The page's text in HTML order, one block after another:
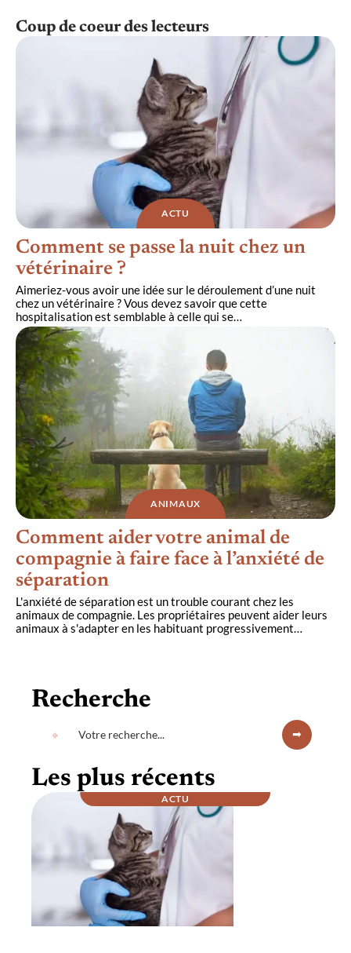
Coup de coeur des lecteurs
ACTU
Comment se passe la nuit chez un
vétérinaire ?
Aimeriez-vous avoir une idée sur le déroulement d’une nuit
chez un vétérinaire ? Vous devez savoir que cette
hospitalisation est semblable à celle qui se…
ANIMAUX
Comment aider votre animal de
compagnie à faire face à l’anxiété de
séparation
L'anxiété de séparation est un trouble courant chez les
animaux de compagnie. Les propriétaires peuvent aider leurs
animaux à s'adapter en les habituant progressivement
Recherche
Les plus récents
ACTU